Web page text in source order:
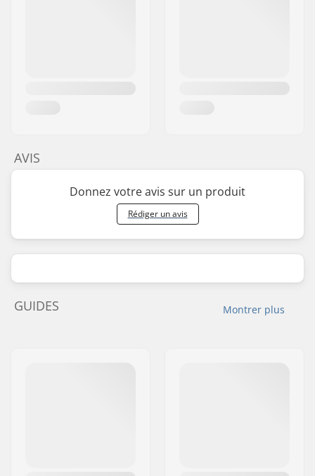
AVIS
Donnez votre avis sur un produit
Rédiger un avis
Montrer plus
GUIDES